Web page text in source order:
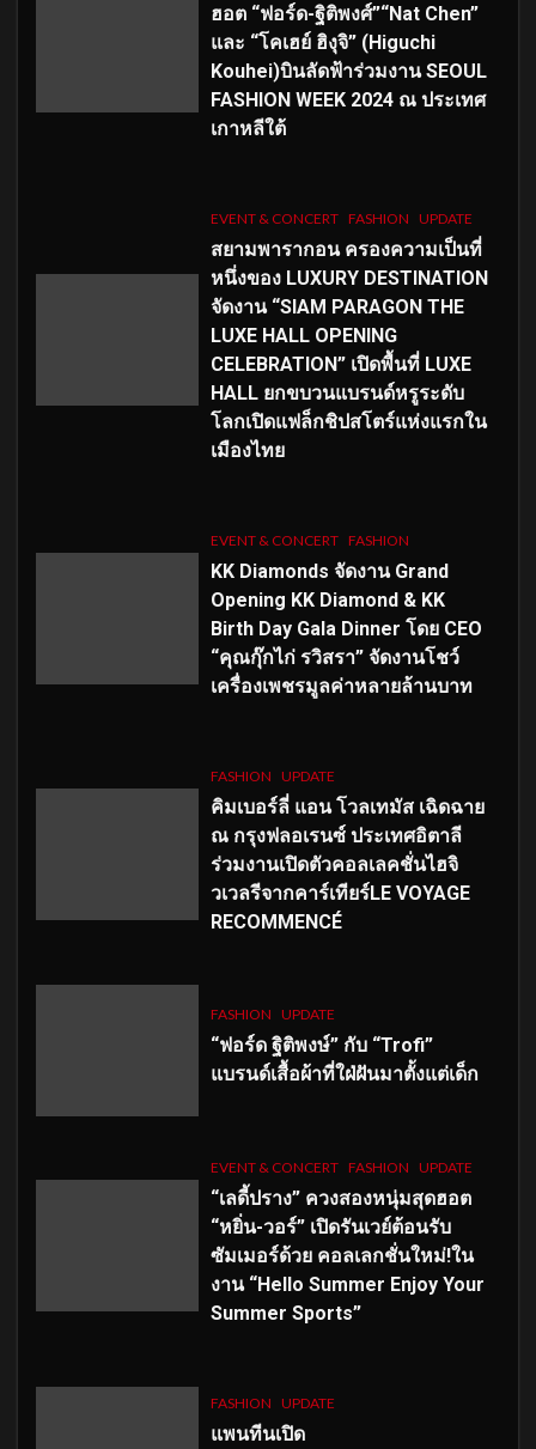
ฮอต “ฟอร์ด-ฐิติพงศ์”“Nat Chen”
และ “โคเฮย์ ฮิงุจิ” (Higuchi
Kouhei)บินลัดฟ้าร่วมงาน SEOUL
FASHION WEEK 2024 ณ ประเทศ
เกาหลีใต้
EVENT & CONCERT FASHION UPDATE
สยามพารากอน ครองความเป็นที่
หนึ่งของ LUXURY DESTINATION
จัดงาน “SIAM PARAGON THE
LUXE HALL OPENING
CELEBRATION” เปิดพื้นที่ LUXE
HALL ยกขบวนแบรนด์หรูระดับ
โลกเปิดแฟล็กชิปสโตร์แห่งแรกใน
เมืองไทย
EVENT & CONCERT FASHION
KK Diamonds จัดงาน Grand
Opening KK Diamond & KK
Birth Day Gala Dinner โดย CEO
“คุณกุ๊กไก่ รวิสรา” จัดงานโชว์
เครื่องเพชรมูลค่าหลายล้านบาท
FASHION UPDATE
คิมเบอร์ลี่ แอน โวลเทมัส เฉิดฉาย
ณ กรุงฟลอเรนซ์ ประเทศอิตาลี
ร่วมงานเปิดตัวคอลเลคชั่นไฮจิ
วเวลรีจากคาร์เทียร์LE VOYAGE
RECOMMENCÉ
FASHION UPDATE
“ฟอร์ด ฐิติพงษ์” กับ “Trofi”
แบรนด์เสื้อผ้าที่ใฝ่ฝันมาตั้งแต่เด็ก
EVENT & CONCERT FASHION UPDATE
“เลดี้ปราง” ควงสองหนุ่มสุดฮอต
“หยิ่น-วอร์” เปิดรันเวย์ต้อนรับ
ซัมเมอร์ด้วย คอลเลกชั่นใหม่!ใน
งาน “Hello Summer Enjoy Your
Summer Sports”
FASHION UPDATE
แพนทีนเปิด